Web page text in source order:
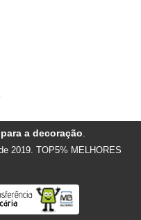
a decoração
2019. TOP5% MELHORES